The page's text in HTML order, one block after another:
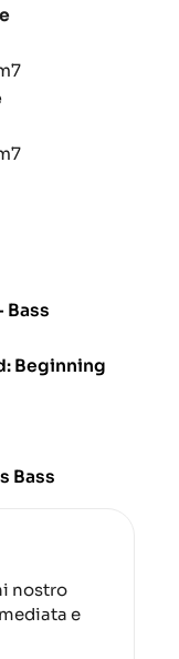
Bass
Beginning
Bass
nostro
e